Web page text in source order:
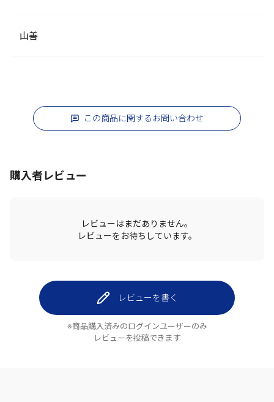
山善
この商品に関するお問い合わせ
購入者レビュー
レビューはまだありません。
レビューをお待ちしています。
レビューを書く
※商品購入済みのログインユーザーのみ
レビューを投稿できます